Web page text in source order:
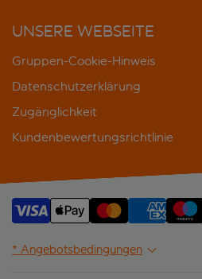
UNSERE WEBSEITE
Gruppen-Cookie-Hinweis
Datenschutzerklärung
Zugänglichkeit
Kundenbewertungsrichtlinie
* Angebotsbedingungen